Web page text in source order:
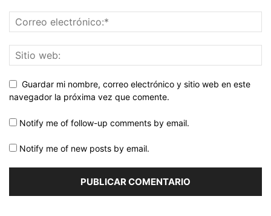
Guardar mi nombre, correo electrónico y sitio web en este
navegador la próxima vez que comente.
Notify me of follow-up comments by email.
Notify me of new posts by email.